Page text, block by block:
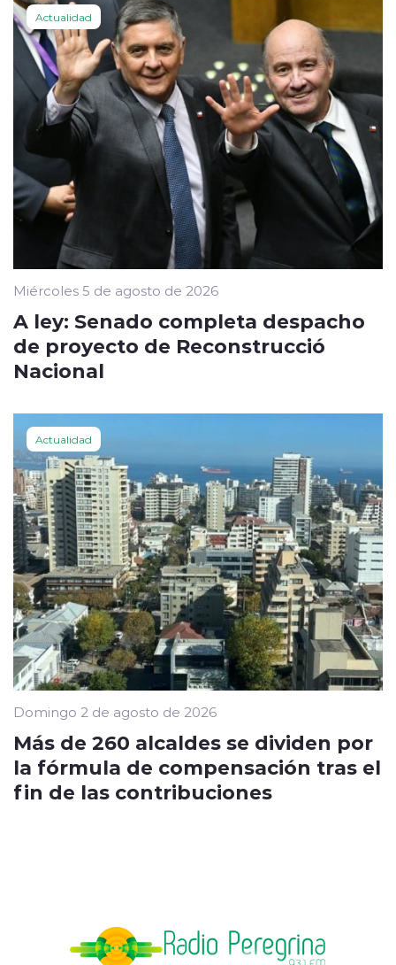
Actualidad
Miércoles 5 de agosto de 2026
A ley: Senado completa despacho
de proyecto de Reconstrucció
Nacional
Actualidad
Domingo 2 de agosto de 2026
Más de 260 alcaldes se dividen por
la fórmula de compensación tras el
fin de las contribuciones